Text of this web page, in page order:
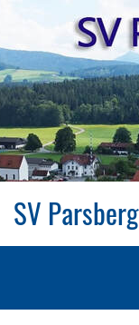
SV Parsberg